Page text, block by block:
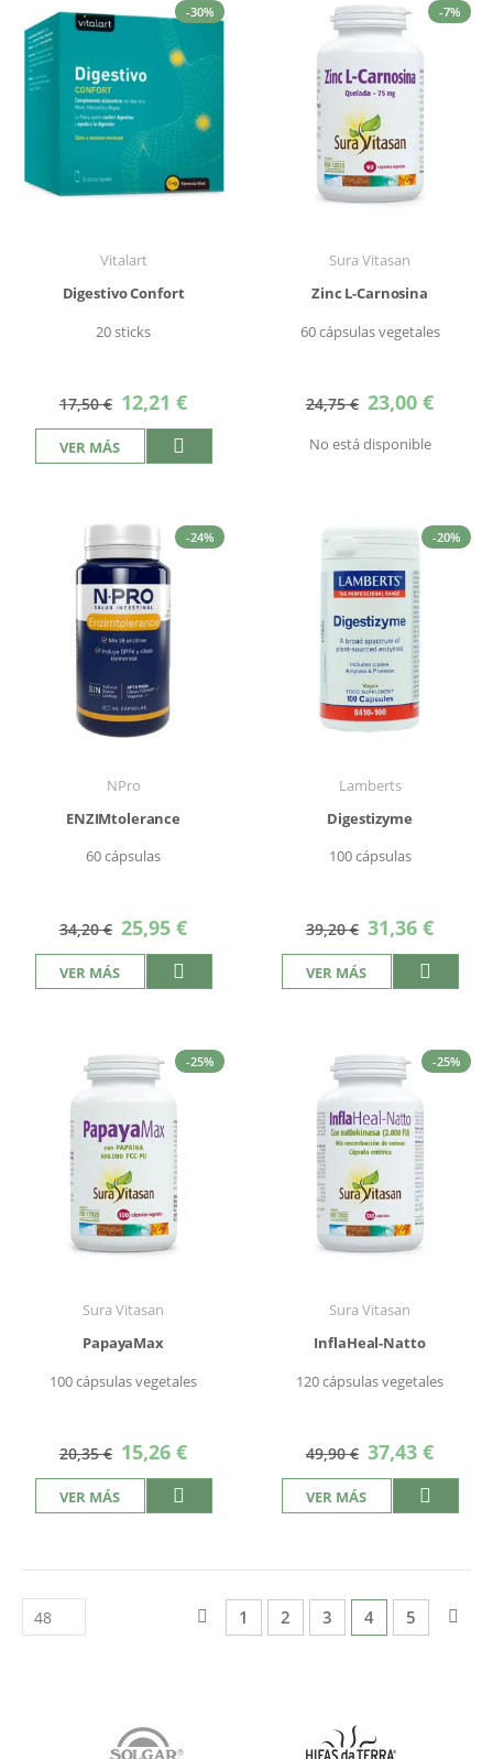
-30%
Vitalart
Digestivo Confort
20 sticks
17,50 € Precio
especial
12,21 €
VER MÁS
-7%
Sura Vitasan
Zinc L-Carnosina
60 cápsulas vegetales
24,75 € Precio
especial
23,00 €
No está disponible
-24%
NPro
ENZIMtolerance
60 cápsulas
34,20 € Precio
especial
25,95 €
VER MÁS
-20%
Lamberts
Digestizyme
100 cápsulas
39,20 € Precio
especial
31,36 €
VER MÁS
-25%
Sura Vitasan
PapayaMax
100 cápsulas vegetales
20,35 € Precio
especial
15,26 €
VER MÁS
-25%
Sura Vitasan
InflaHeal-Natto
120 cápsulas vegetales
49,90 € Precio
especial
37,43 €
VER MÁS
PáginaPágina
AnteriorPágina
1 Página
2 Página
3 Actualmente
4 Página
5